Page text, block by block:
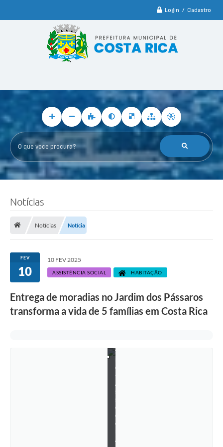
Login / Cadastro
O que voce procura?
Notícias
Notícias Notícia
FEV
10
10 FEV 2025
ASSISTÊNCIA SOCIAL HABITAÇÃO
Entrega de moradias no Jardim dos Pássaros
transforma a vida de 5 famílias em Costa Rica
s
r
e
d
t
o
-
A
s
s
e
c
o
/